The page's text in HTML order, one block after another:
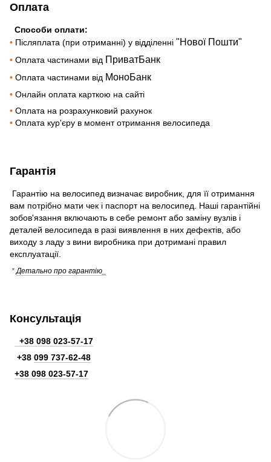
Оплата
Способи оплати:
• Післяплата (при отриманні) у відділенні "Нової Пошти"
• Оплата частинами від ПриватБанк
• Оплата частинами від МоноБанк
• Онлайн оплата карткою на сайті
• Оплата на розрахунковий рахунок
• Оплата кур'єру в момент отримання велосипеда
Гарантія
Гарантію на велосипед визначає виробник, для її отримання
вам потрібно мати чек і паспорт на велосипед. Наші гарантійні
зобов'язання включають в себе ремонт або заміну вузлів і
деталей велосипеда в разі виявлення в них дефектів, або
виходу з ладу з вини виробника при дотримані правил
експлуатації.
* Детально про гарантію_
Консультація
+38 098 023-57-17
+38 099 737-62-48
+38 098 023-57-17